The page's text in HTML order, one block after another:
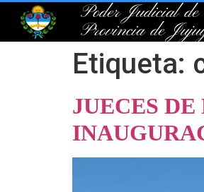
Poder Judicial
Provincia de
Etiqueta:
JUECES